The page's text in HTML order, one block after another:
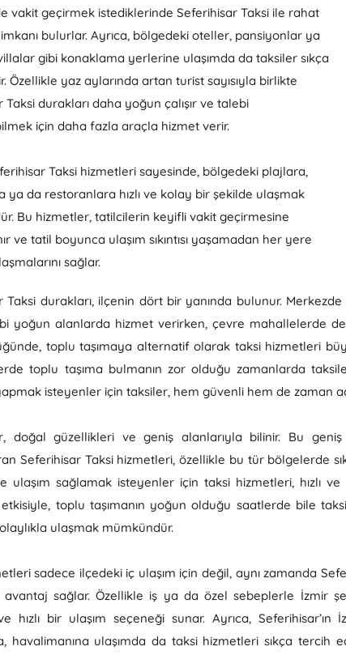
vakit geçirmek istediklerinde Seferihisar Taksi ile rahat
imkanı bulurlar. Ayrıca, bölgedeki oteller, pansiyonlar ya
gibi konaklama yerlerine ulaşımda da taksiler sıkça
Özellikle yaz aylarında artan turist sayısıyla birlikte
Taksi durakları daha yoğun çalışır ve talebi
için daha fazla araçla hizmet verir.
Taksi hizmetleri sayesinde, bölgedeki plajlara,
ya da restoranlara hızlı ve kolay bir şekilde ulaşmak
Bu hizmetler, tatilcilerin keyifli vakit geçirmesine
ve tatil boyunca ulaşım sıkıntısı yaşamadan her yere
sağlar.
Taksi durakları, ilçenin dört bir yanında bulunur.
yoğun alanlarda hizmet verirken, çevre mahallelerde
toplu taşımaya alternatif olarak taksi hizmetleri
toplu taşıma bulmanın zor olduğu zamanlarda
isteyenler için taksiler, hem güvenli hem de zaman
doğal güzellikleri ve geniş alanlarıyla bilinir. Bu
Seferihisar Taksi hizmetleri, özellikle bu tür bölgelerde
ulaşım sağlamak isteyenler için taksi hizmetleri, hızlı
etkisiyle, toplu taşımanın yoğun olduğu saatlerde bile
ulaşmak mümkündür.
sadece ilçedeki iç ulaşım için değil, aynı zamanda
sağlar. Özellikle iş ya da özel sebeplerle İzmir
hızlı bir ulaşım seçeneği sunar. Ayrıca,
havalimanına ulaşımda da taksi hizmetleri sıkça